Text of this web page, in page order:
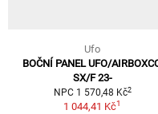
Ufo
BOČNÍ PANEL UFO/
SX/F 23-
NPC 1 570,48 Kč2
1 044,41 Kč1